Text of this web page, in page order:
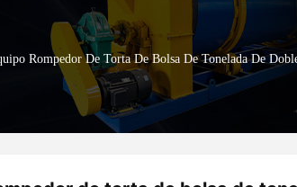
Rompedor De Torta De Bolsa De Tonelada De